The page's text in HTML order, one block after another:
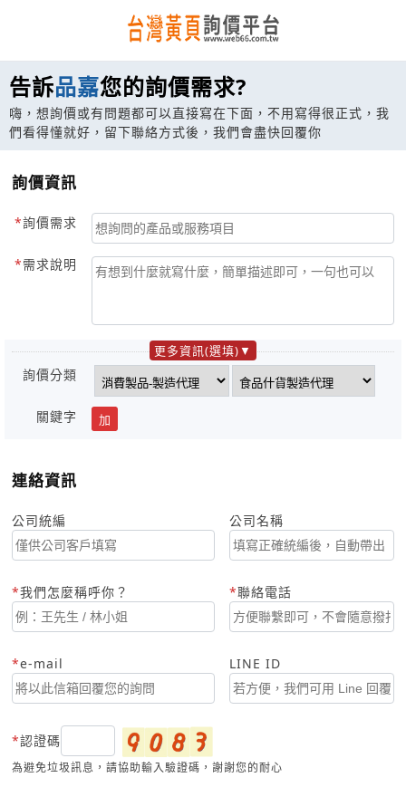
告訴品嘉您的詢價需求?
嗨，想詢價或有問題都可以直接寫在下面，不用寫得很正式，我
們看得懂就好，留下聯絡方式後，我們會盡快回覆你
詢價資訊
詢價需求
需求說明
更多資訊(選填)
詢價分類
關鍵字 加
連絡資訊
公司統編 公司名稱
我們怎麼稱呼你？ 聯絡電話
e-mail LINE ID
認證碼
為避免垃圾訊息，請協助輸入驗證碼，謝謝您的耐心